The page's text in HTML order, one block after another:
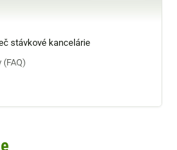
stávkové kancelárie